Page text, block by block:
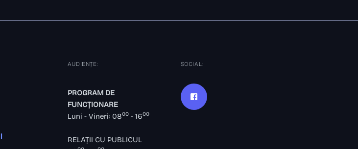
AUDIENȚE:
PROGRAM DE
FUNCȚIONARE
Luni - Vineri: 0800- 1600
RELAȚII CU PUBLICUL
SOCIAL: